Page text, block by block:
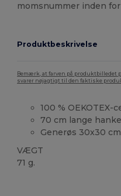
momsnummer inden
Produktbeskrivelse
Bemærk, at farven på
svarer nøjagtigt til den faktiske
100 %
70 cm lange
Generøs 30x30
VÆGT
71 g.